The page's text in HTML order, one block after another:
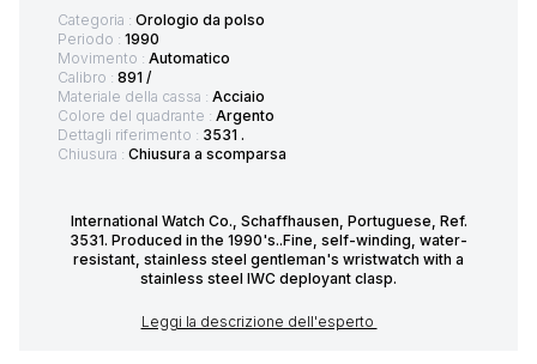
Categoria : Orologio da polso
Periodo : 1990
Movimento : Automatico
Calibro : 891 /
Materiale della cassa : Acciaio
Colore del quadrante : Argento
Dettagli riferimento : 3531 .
Chiusura : Chiusura a scomparsa
International Watch Co., Schaffhausen, Portuguese, Ref.
3531. Produced in the 1990's..Fine, self-winding, water-
resistant, stainless steel gentleman's wristwatch with a
stainless steel IWC deployant clasp.
Leggi la descrizione dell'esperto